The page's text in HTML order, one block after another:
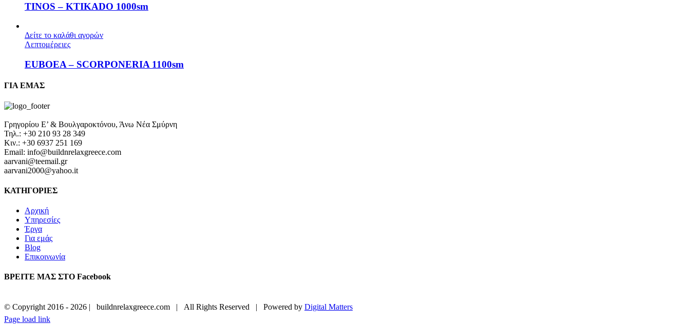
TINOS – ΚTIKADO 1000sm
Δείτε το καλάθι αγορών
Λεπτομέρειες
ΕUBOEA – SCORPONERIA 1100sm
ΓΙΑ ΕΜΑΣ
Γρηγορίου Ε’ & Βουλγαροκτόνου, Άνω Νέα Σμύρνη
Τηλ.: +30 210 93 28 349
Κιν.: +30 6937 251 169
Email: info@buildnrelaxgreece.com
aarvani@teemail.gr
aarvani2000@yahoo.it
ΚΑΤΗΓΟΡΙΕΣ
Αρχική
Υπηρεσίες
Έργα
Για εμάς
Blog
Επικοινωνία
ΒΡΕΙΤΕ ΜΑΣ ΣΤΟ Facebook
© Copyright 2016 - 2026 | buildnrelaxgreece.com | All Rights Reserved | Powered by Digital Matters
Page load link